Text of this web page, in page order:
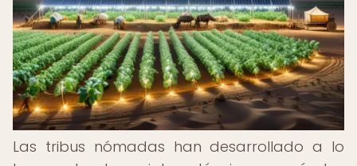
Las tribus nómadas han desarrollado a lo